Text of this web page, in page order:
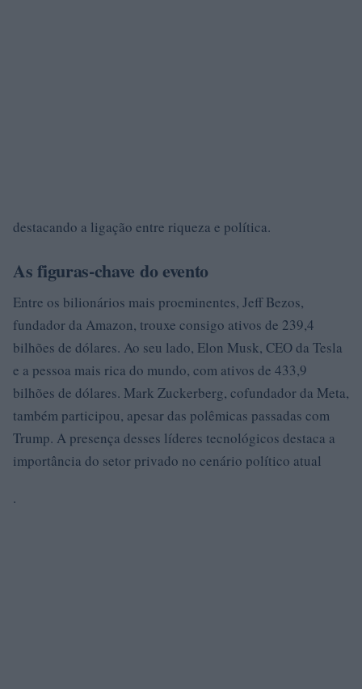
destacando a ligação entre riqueza e política.
As figuras-chave do evento
Entre os bilionários mais proeminentes, Jeff Bezos,
fundador da Amazon, trouxe consigo ativos de 239,4
bilhões de dólares. Ao seu lado, Elon Musk, CEO da Tesla
e a pessoa mais rica do mundo, com ativos de 433,9
bilhões de dólares. Mark Zuckerberg, cofundador da Meta,
também participou, apesar das polêmicas passadas com
Trump. A presença desses líderes tecnológicos destaca a
importância do setor privado no cenário político atual
.